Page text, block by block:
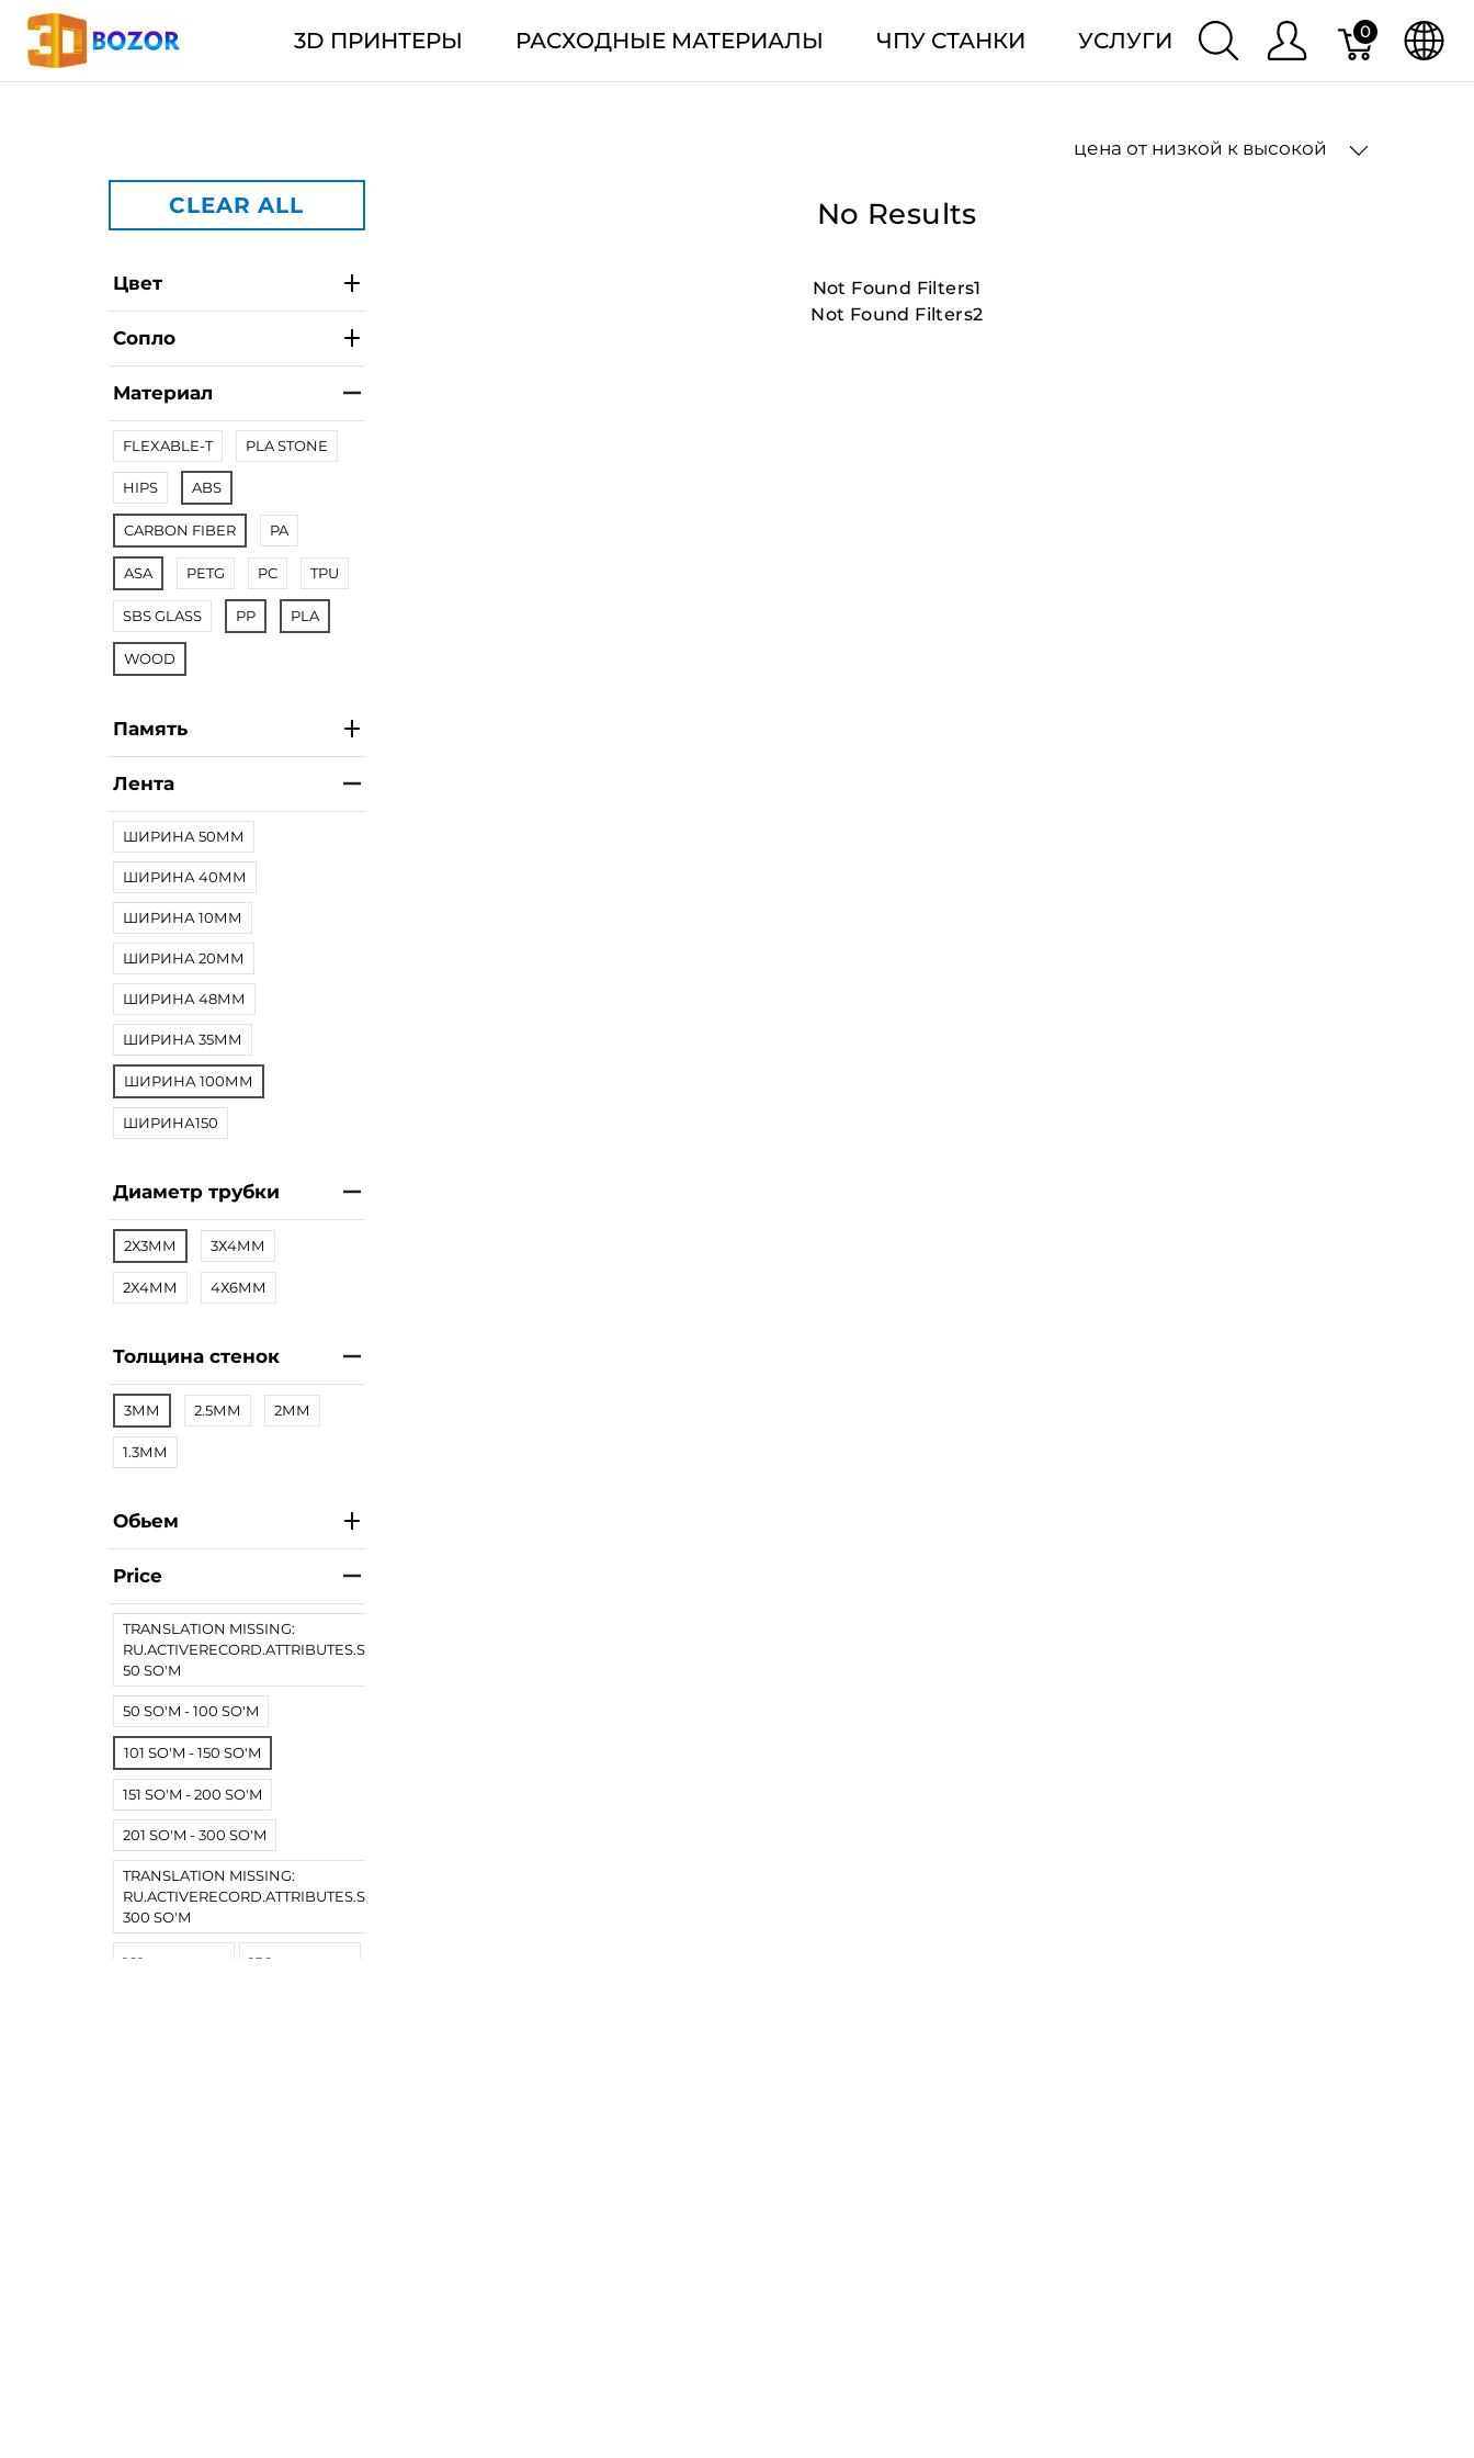
3D ПРИНТЕРЫ РАСХОДНЫЕ МАТЕРИАЛЫ ЧПУ СТАНКИ УСЛУГИ 0
цена от низкой к высокой
CLEAR ALL
Цвет
Сопло
Материал
FLEXABLE-T PLA STONE
HIPS ABS
CARBON FIBER PA
ASA PETG PC TPU
SBS GLASS PP PLA
WOOD
Память
Лента
ШИРИНА 50ММ
ШИРИНА 40ММ
ШИРИНА 10ММ
ШИРИНА 20ММ
ШИРИНА 48ММ
ШИРИНА 35ММ
ШИРИНА 100ММ
ШИРИНА150
Диаметр трубки
2Х3ММ 3Х4ММ
2Х4ММ 4Х6ММ
Толщина стенок
3ММ 2.5ММ 2ММ
1.3ММ
Обьем
Price
TRANSLATION MISSING:
RU.ACTIVERECORD.ATTRIBUTES.SPREE/PRODUCT.LESS_THAN
50 SO'M
50 SO'M - 100 SO'M
101 SO'M - 150 SO'M
151 SO'M - 200 SO'M
201 SO'M - 300 SO'M
TRANSLATION MISSING:
RU.ACTIVERECORD.ATTRIBUTES.SPREE/PRODUCT.MORE_THAN
300 SO'M
No Results
Not Found Filters1
Not Found Filters2